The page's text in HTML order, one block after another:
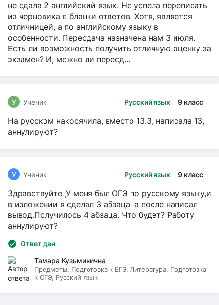
не сдала 2 английский язык. Не успела переписать
из черновика в бланки ответов. Хотя, является
отличницей, а по английскому языку в
особенности. Пересдача назначена нам 3 июля.
Есть ли возможность получить отличную оценку за
экзамен? И, можно ли пересд...
Русский язык 9 класс
У Ученик
На русском накосячила, вместо 13.3, написала 13,
аннулируют?
Русский язык 9 класс
У Ученик
Здравствуйте ,У меня был ОГЭ по русскому языку,и
в изложении я сделал 3 абзаца, а после написал
вывод.Получилось 4 абзаца. Что будет? Работу
аннулируют?
Ответ дан
Тамара Кузьминична
Предметы: Подготовка к ЕГЭ, Литература, Подготовка
к ОГЭ, Русский язык